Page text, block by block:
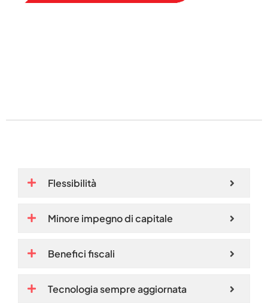
Flessibilità
Minore impegno di capitale
Benefici fiscali
Tecnologia sempre aggiornata